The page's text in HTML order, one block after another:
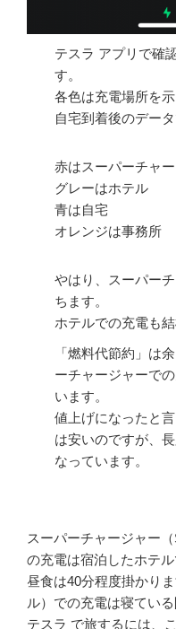
テスラ アプリで確
す。
各色は充電場所を示
自宅到着後のデータ
赤はスーパーチャ
グレーはホテル
青は自宅
オレンジは事務所
やはり、スーパー
ちます。
ホテルでの充電も結
「燃料代節約」は
ーチャージャーで
います。
値上げになったと
は安いのですが、
なっています。
スーパーチャージャー
の充電は宿泊したホテル
昼食は40分程度掛かり
ル）での充電は寝ている
テスラ で旅するには、